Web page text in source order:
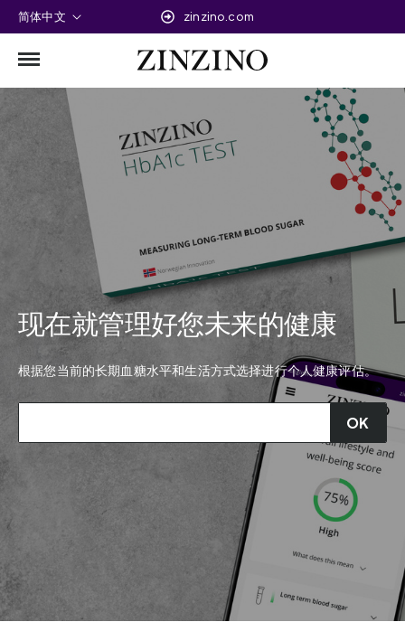
简体中文 zinzino.com
现在就管理好您未来的健康
根据您当前的长期血糖水平和生活方式选择进行个人健康评估。
OK